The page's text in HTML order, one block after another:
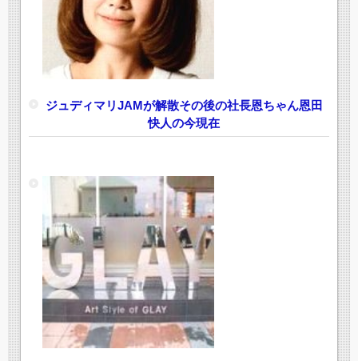
ジュディマリJAMが解散その後の社長恩ちゃん恩田
快人の今現在